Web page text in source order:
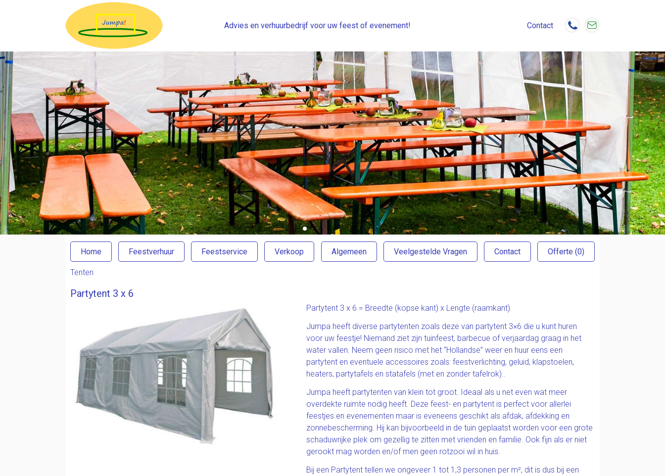
Advies en verhuurbedrijf voor uw feest of evenement! Contact
Home Feestverhuur Feestservice Verkoop Algemeen Veelgestelde Vragen Contact Offerte (0)
Tenten
Partytent 3 x 6
Partytent 3 x 6 = Breedte (kopse kant) x Lengte (raamkant)
Jumpa heeft diverse partytenten zoals deze van partytent 3×6 die u kunt huren
voor uw feestje! Niemand ziet zijn tuinfeest, barbecue of verjaardag graag in het
water vallen. Neem geen risico met het “Hollandse” weer en huur eens een
partytent en eventuele accessoires zoals: feestverlichting, geluid, klapstoelen,
heaters, partytafels en statafels (met en zonder tafelrok)..
Jumpa heeft partytenten van klein tot groot. Ideaal als u net even wat meer
overdekte ruimte nodig heeft. Deze feest- en partytent is perfect voor allerlei
feestjes en evenementen maar is eveneens geschikt als afdak, afdekking en
zonnebescherming. Hij kan bijvoorbeeld in de tuin geplaatst worden voor een grote
schaduwrijke plek om gezellig te zitten met vrienden en familie. Ook fijn als er niet
gerookt mag worden en/of men geen rotzooi wil in huis.
Bij een Partytent tellen we ongeveer 1 tot 1,3 personen per m², dit is dus bij een